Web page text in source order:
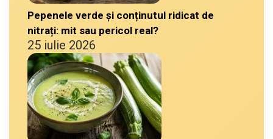
Pepenele verde și conținutul ridicat de
nitrați: mit sau pericol real?
25 iulie 2026